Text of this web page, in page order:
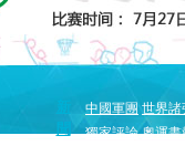
中國軍團 世界諸
獨家評論 奧運畫